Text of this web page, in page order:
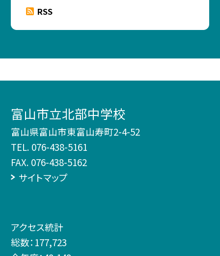
RSS
富山市立北部中学校
富山県富山市東富山寿町2-4-52
TEL. 076-438-5161
FAX. 076-438-5162
サイトマップ
アクセス統計
総数： 177,723